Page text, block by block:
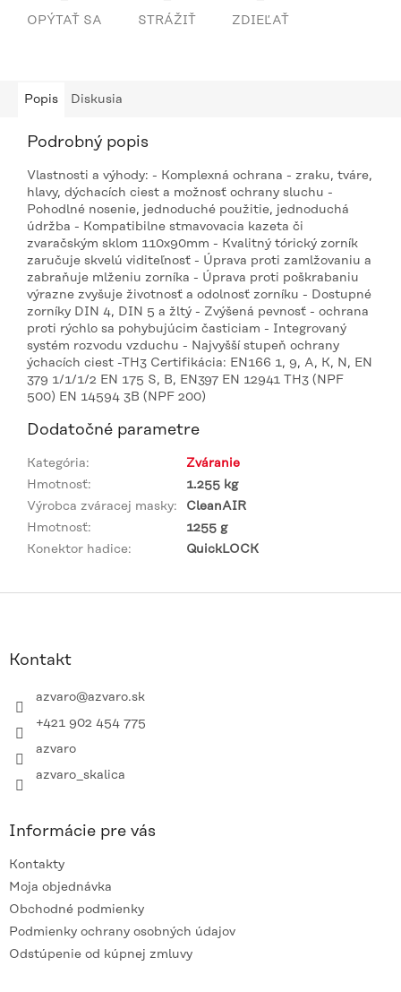
OPÝTAŤ SA STRÁŽIŤ ZDIEĽAŤ
Popis Diskusia
Podrobný popis
Vlastnosti a výhody: - Komplexná ochrana - zraku, tváre,
hlavy, dýchacích ciest a možnosť ochrany sluchu -
Pohodlné nosenie, jednoduché použitie, jednoduchá
údržba - Kompatibilne stmavovacia kazeta či
zvaračským sklom 110x90mm - Kvalitný tórický zorník
zaručuje skvelú viditeľnosť - Úprava proti zamlžovaniu a
zabraňuje mlženiu zorníka - Úprava proti poškrabaniu
výrazne zvyšuje životnosť a odolnosť zorníku - Dostupné
zorníky DIN 4, DIN 5 a žltý - Zvýšená pevnosť - ochrana
proti rýchlo sa pohybujúcim časticiam - Integrovaný
systém rozvodu vzduchu - Najvyšší stupeň ochrany
ýchacích ciest -TH3 Certifikácia: EN166 1, 9, A, K, N, EN
379 1/1/1/2 EN 175 S, B, EN397 EN 12941 TH3 (NPF
500) EN 14594 3B (NPF 200)
Dodatočné parametre
Kategória:
Zváranie
Hmotnosť:
1.255 kg
Výrobca zváracej masky:
CleanAIR
Hmotnosť:
1255 g
Konektor hadice: QuickLOCK
Kontakt
azvaro@azvaro.sk
+421 902 454 775
azvaro
azvaro_skalica
Informácie pre vás
Kontakty
Moja objednávka
Obchodné podmienky
Podmienky ochrany osobných údajov
Odstúpenie od kúpnej zmluvy